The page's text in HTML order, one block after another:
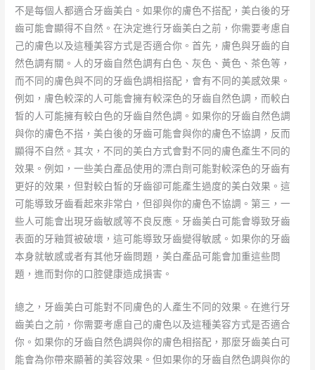
不是每個人都適合牙齒美白。如果你的膚色不搭配，美白後的牙
齒可能會顯得不自然。在決定進行牙齒美白之前，你需要考慮自
己的膚色以及這種美容方式是否適合你。首先，膚色與牙齒的自
然色調有關。人的牙齒自然色調有白色、灰色、黃色、茶色等，
而不同的膚色與不同的牙齒色調相搭配，會有不同的美感效果。
例如，膚色較深的人可能會擁有較深色的牙齒自然色調，而較白
皙的人可能擁有較白色的牙齒自然色調。如果你的牙齒自然色調
與你的膚色不搭，美白後的牙齒可能會與你的膚色不協調，反而
顯得不自然。其次，不同的美白方式會對不同的膚色產生不同的
效果。例如，一些美白產品使用的漂白劑可能對較深色的牙齒有
更好的效果，但對較白皙的牙齒卻可能產生過度的美白效果。這
可能導致牙齒看起來非常白，但卻與你的膚色不協調。第三，一
些人可能會出現牙齒敏感等不良反應。牙齒美白可能會導致牙齒
表面的牙釉質被破壞，這可能導致牙齒變得敏感。如果你的牙齒
本身就敏感或者有其他牙齒問題，美白產品可能會加重這些問
題，進而對你的口腔健康造成損害。
總之，牙齒美白可能對不同膚色的人產生不同的效果。在進行牙
齒美白之前，你需要考慮自己的膚色以及這種美容方式是否適合
你。如果你的牙齒自然色調與你的膚色相搭配，那麼牙齒美白可
能會為你帶來顯著的美容效果。但如果你的牙齒自然色調與你的